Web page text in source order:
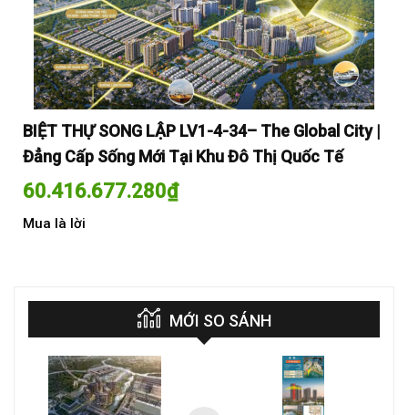
BIỆT THỰ SONG LẬP LV1-4-34– The Global City |
Đẳng Cấp Sống Mới Tại Khu Đô Thị Quốc Tế
60.416.677.280₫
Mua là lời
MỚI SO SÁNH